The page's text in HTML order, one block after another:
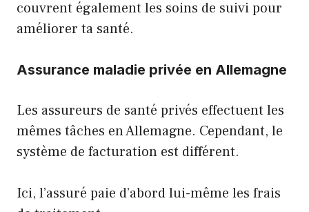
couvrent également les soins de suivi pour
améliorer ta santé.
Assurance maladie privée en Allemagne
Les assureurs de santé privés effectuent les
mêmes tâches en Allemagne. Cependant, le
système de facturation est différent.
Ici, l’assuré paie d’abord lui-même les frais